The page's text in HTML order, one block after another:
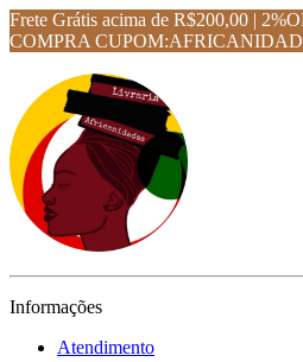
Frete Grátis acima de R$200,00 |
COMPRA
Informações
Atendimento